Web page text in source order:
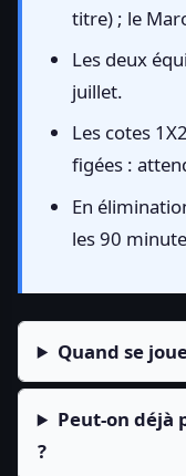
titre) ; le
Les deux
juillet.
Les cotes
figées :
En
les 90
Quand se
Peut-on déjà
?